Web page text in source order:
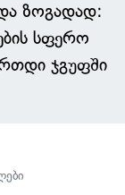
ზოგადად:
სფერო
ჯგუფში